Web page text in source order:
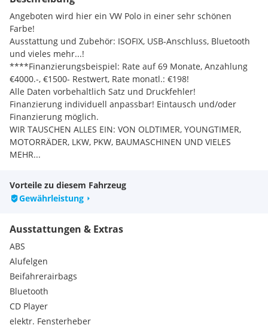
Angeboten wird hier ein VW Polo in einer sehr schönen
Farbe!
Ausstattung und Zubehör: ISOFIX, USB-Anschluss, Bluetooth
und vieles mehr...!
****Finanzierungsbeispiel: Rate auf 69 Monate, Anzahlung
€4000.-, €1500- Restwert, Rate monatl.: €198!
Alle Daten vorbehaltlich Satz und Druckfehler!
Finanzierung individuell anpassbar! Eintausch und/oder
Finanzierung möglich.
WIR TAUSCHEN ALLES EIN: VON OLDTIMER, YOUNGTIMER,
MOTORRÄDER, LKW, PKW, BAUMASCHINEN UND VIELES
MEHR...
Verfügung oder kommen Sie am besten gleich vorbei!
TAF-RENT GmbH Businesspark Udinestr. 43 9500 Villach
Vorbehaltlich Schreibfehler, Irrtümer und Zwischenverkauf!
Kennzeichenbeleuchtung in LED-Technik
Warndreieck
Garantie 2 Jahre
Frontscheibe in Wärmeschutzglas
Fußgängererkennung
Kombi-Instrument mit elektronischem Tachometer,
Kilometer- und Tageskilometerzähler, Drehzahlmesser
Kopfstützen (3 Stück) hinten
Vorteile zu diesem Fahrzeug
Gewährleistung
Ausstattungen & Extras
ABS
Alufelgen
Beifahrerairbags
Bluetooth
CD Player
elektr. Fensterheber